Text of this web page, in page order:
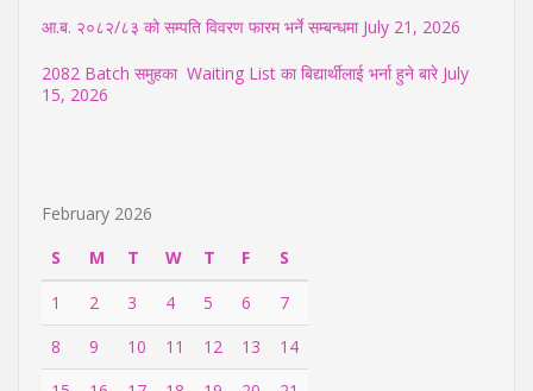
आ.ब. २०८२/८३ को सम्पति विवरण फारम भर्ने सम्बन्धमा July 21, 2026
2082 Batch समुहका Waiting List का बिद्यार्थीलाई भर्ना हुने बारे July
15, 2026
February 2026
S
M T W T F
S
1
2 3 4 5 6
7
8
9 10 11 12 13
14